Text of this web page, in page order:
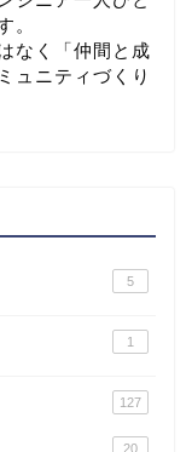
。
なく「仲間と成
ュニティづくり
5
1
127
20